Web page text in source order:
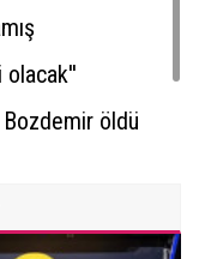
olacak''
Bozdemir öldü